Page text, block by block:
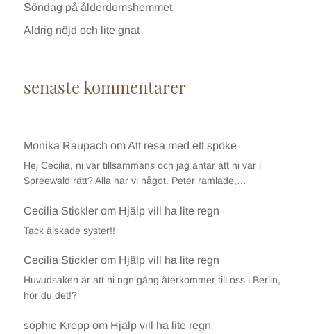
Söndag på ålderdomshemmet
Aldrig nöjd och lite gnat
senaste kommentarer
Monika Raupach omAtt resa med ett spöke
Hej Cecilia, ni var tillsammans och jag antar att ni var i
Spreewald rätt? Alla har vi något. Peter ramlade,…
Cecilia Sticklerom Hjälp vill ha lite regn
Tack älskade syster!!
Cecilia Sticklerom Hjälp vill ha lite regn
Huvudsaken är att ni ngn gång återkommer till oss i Berlin,
hör du det!?
sophie Kreppom Hjälp vill ha lite regn